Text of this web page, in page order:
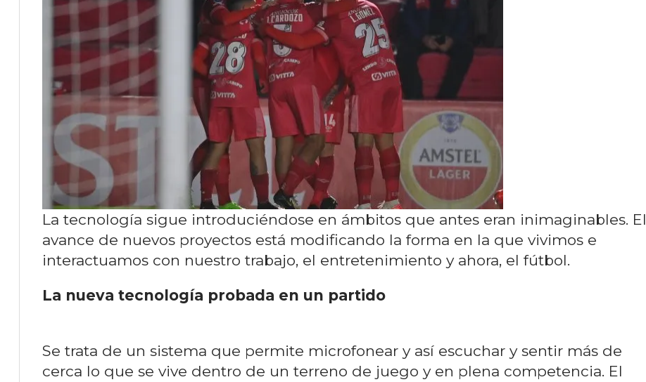
La tecnología sigue introduciéndose en ámbitos que antes eran inimaginables. El
avance de nuevos proyectos está modificando la forma en la que vivimos e
interactuamos con nuestro trabajo, el entretenimiento y ahora, el fútbol.
La nueva tecnología probada en un partido
Se trata de un sistema que permite microfonear y así escuchar y sentir más de
cerca lo que se vive dentro de un terreno de juego y en plena competencia. El